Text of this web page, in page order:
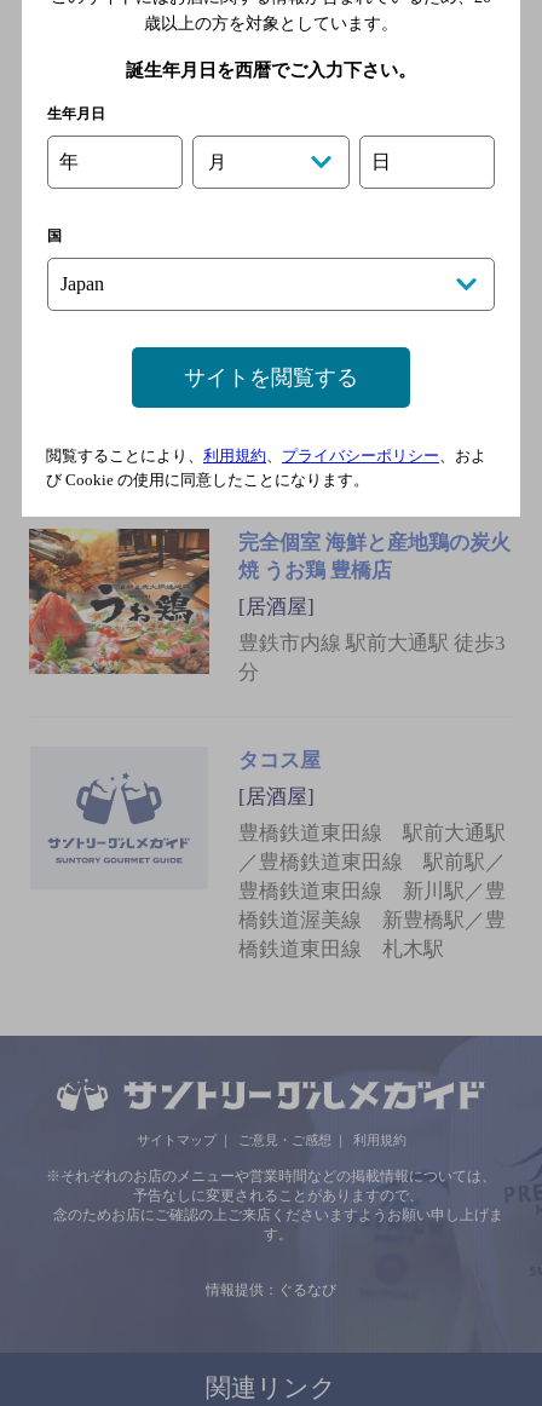
[居酒屋]
豊橋鉄道東田線 駅前大通駅
ＪＲ飯田線 豊橋駅／名鉄名
古屋本線 豊橋駅
や台ずし豊橋広小路通町
／豊橋鉄道東田線 駅前駅／
豊橋鉄道渥美線 新豊橋駅／
Ｒ飯田線 豊橋駅
完全個室 海鮮と産地鶏の炭火
焼 うお鶏 豊橋店
[居酒屋]
豊鉄市内線 駅前大通駅 徒歩3
分
タコス屋
[居酒屋]
豊橋鉄道東田線 駅前大通駅
／豊橋鉄道東田線 駅前駅／
豊橋鉄道東田線 新川駅／豊
橋鉄道渥美線 新豊橋駅／豊
橋鉄道東田線 札木駅
サイトマップ ご意見・ご感想 利用規約
※それぞれのお店のメニューや営業時間などの掲載情報については、
予告なしに変更されることがありますので、
念のためお店にご確認の上ご来店くださいますようお願い申し上げま
す。
情報提供：ぐるなび
関連リンク
歳以上の方を対象としています。
誕生年月日を西暦でご入力下さい。
生年月日
年 月 日
国
サイトを閲覧する
閲覧することにより、 利用規約 プライバシーポリシー 、およ
び Cookie の使用に同意したことになります。